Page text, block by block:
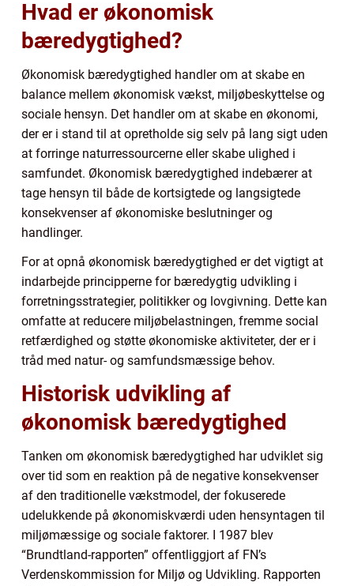
Hvad er økonomisk
bæredygtighed?
Økonomisk bæredygtighed handler om at skabe en
balance mellem økonomisk vækst, miljøbeskyttelse og
sociale hensyn. Det handler om at skabe en økonomi,
der er i stand til at opretholde sig selv på lang sigt uden
at forringe naturressourcerne eller skabe ulighed i
samfundet. Økonomisk bæredygtighed indebærer at
tage hensyn til både de kortsigtede og langsigtede
konsekvenser af økonomiske beslutninger og
handlinger.
For at opnå økonomisk bæredygtighed er det vigtigt at
indarbejde principperne for bæredygtig udvikling i
forretningsstrategier, politikker og lovgivning. Dette kan
omfatte at reducere miljøbelastningen, fremme social
retfærdighed og støtte økonomiske aktiviteter, der er i
tråd med natur- og samfundsmæssige behov.
Historisk udvikling af
økonomisk bæredygtighed
Tanken om økonomisk bæredygtighed har udviklet sig
over tid som en reaktion på de negative konsekvenser
af den traditionelle vækstmodel, der fokuserede
udelukkende på økonomiskværdi uden hensyntagen til
miljømæssige og sociale faktorer. I 1987 blev
“Brundtland-rapporten” offentliggjort af FN’s
Verdenskommission for Miljø og Udvikling. Rapporten